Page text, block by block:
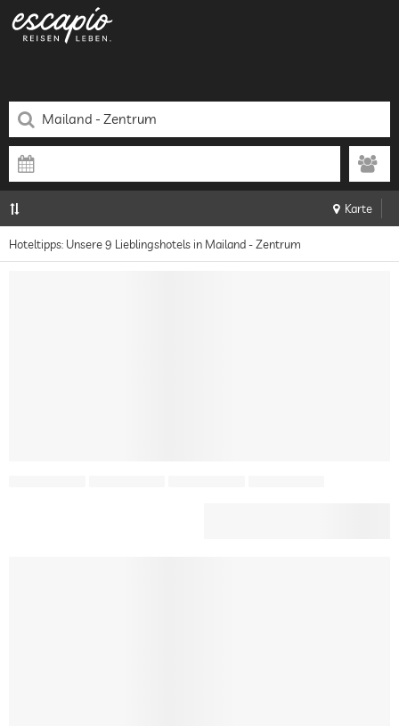
Karte
Hoteltipps: Unsere 9 Lieblingshotels in Mailand - Zentrum